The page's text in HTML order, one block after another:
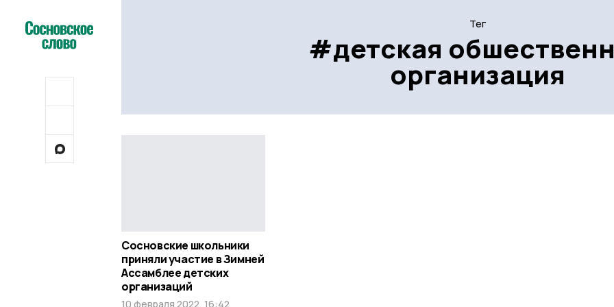
Тег
#детская
организация
Сосновские школьники
приняли участие в Зимней
Ассамблее детских
организаций
10 февраля 2022, 16:42